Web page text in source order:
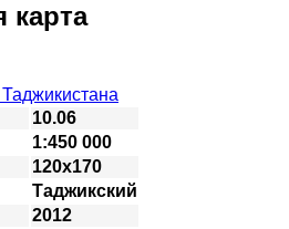
карта
10.06
1:450 000
120х170
Таджикский
2012